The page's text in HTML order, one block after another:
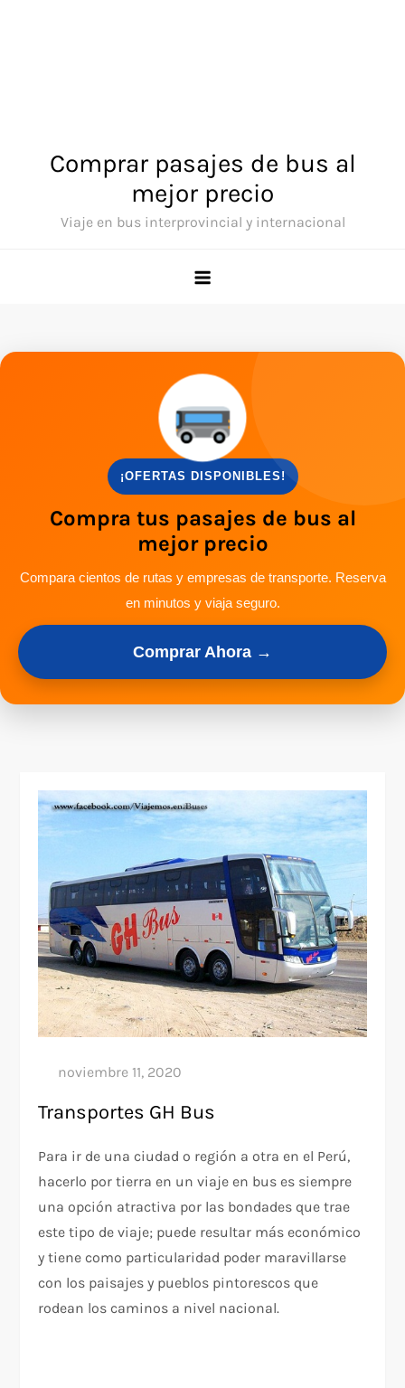
Comprar pasajes de bus al
mejor precio
Viaje en bus interprovincial y internacional
¡OFERTAS DISPONIBLES!
Compra tus pasajes de bus al
mejor precio
Compara cientos de rutas y empresas de transporte. Reserva
en minutos y viaja seguro.
Comprar Ahora →
Transportes GH Bus
Para ir de una ciudad o región a otra en el Perú,
hacerlo por tierra en un viaje en bus es siempre
una opción atractiva por las bondades que trae
este tipo de viaje; puede resultar más económico
y tiene como particularidad poder maravillarse
con los paisajes y pueblos pintorescos que
rodean los caminos a nivel nacional.